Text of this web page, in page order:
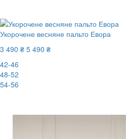
Укорочене весняне пальто Евора
3 490 ₴ 5 490 ₴
42-46
48-52
54-56